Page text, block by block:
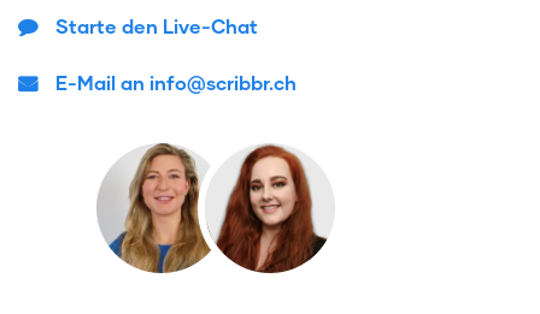
Starte den Live-Chat
E-Mail an info@scribbr.ch